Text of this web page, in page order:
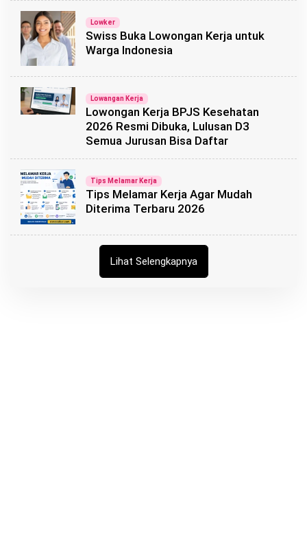
Lowker
Swiss Buka Lowongan Kerja untuk
Warga Indonesia
Lowangan Kerja
Lowongan Kerja BPJS Kesehatan
2026 Resmi Dibuka, Lulusan D3
Semua Jurusan Bisa Daftar
Tips Melamar Kerja
Tips Melamar Kerja Agar Mudah
Diterima Terbaru 2026
Lihat Selengkapnya